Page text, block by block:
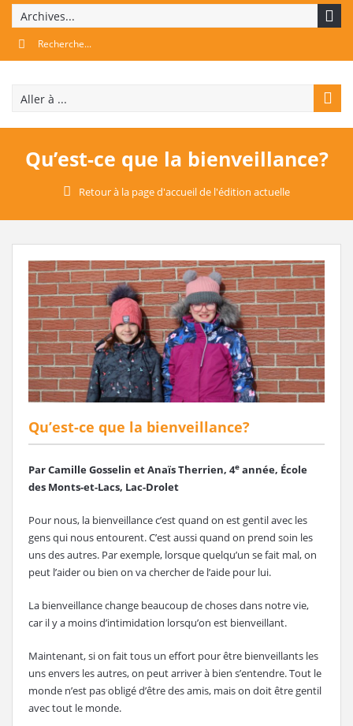
Archives...
Aller à ...
Qu’est-ce que la bienveillance?
Retour à la page d'accueil de l'édition actuelle
Qu’est-ce que la bienveillance?
Par Camille Gosselin et Anaïs Therrien, 4e année, École
des Monts-et-Lacs, Lac-Drolet
Pour nous, la bienveillance c’est quand on est gentil avec les
gens qui nous entourent. C’est aussi quand on prend soin les
uns des autres. Par exemple, lorsque quelqu’un se fait mal, on
peut l’aider ou bien on va chercher de l’aide pour lui.
La bienveillance change beaucoup de choses dans notre vie,
car il y a moins d’intimidation lorsqu’on est bienveillant.
Maintenant, si on fait tous un effort pour être bienveillants les
uns envers les autres, on peut arriver à bien s’entendre. Tout le
monde n’est pas obligé d’être des amis, mais on doit être gentil
avec tout le monde.